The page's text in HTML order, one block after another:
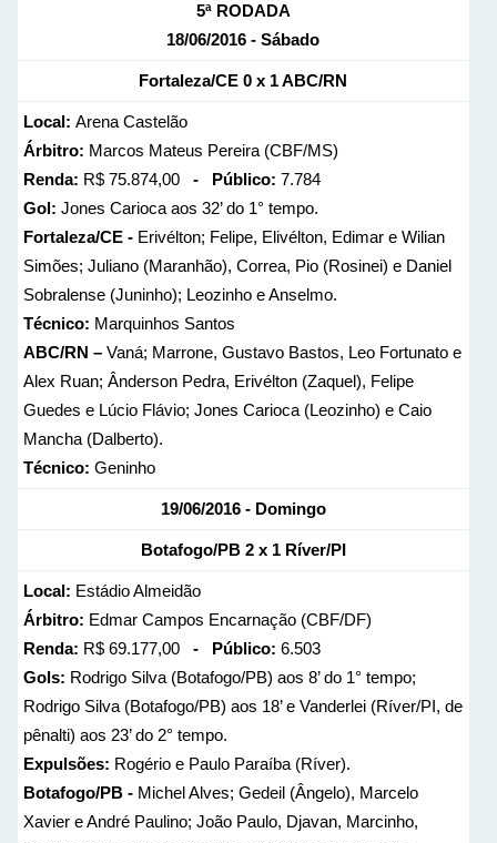
5ª RODADA
18/06/2016 - Sábado
Fortaleza/CE 0 x 1 ABC/RN
Local: Arena Castelão
Árbitro: Marcos Mateus Pereira (CBF/MS)
Renda: R$ 75.874,00 - Público: 7.784
Gol: Jones Carioca aos 32’ do 1° tempo.
Fortaleza/CE - Erivélton; Felipe, Elivélton, Edimar e Wilian
Simões; Juliano (Maranhão), Correa, Pio (Rosinei) e Daniel
Sobralense (Juninho); Leozinho e Anselmo.
Técnico: Marquinhos Santos
ABC/RN –Vaná; Marrone, Gustavo Bastos, Leo Fortunato e
Alex Ruan; Ânderson Pedra, Erivélton (Zaquel), Felipe
Guedes e Lúcio Flávio; Jones Carioca (Leozinho) e Caio
Mancha (Dalberto).
Técnico: Geninho
19/06/2016 - Domingo
Botafogo/PB 2 x 1 Ríver/PI
Local: Estádio Almeidão
Árbitro: Edmar Campos Encarnação (CBF/DF)
Renda: R$ 69.177,00 - Público: 6.503
Gols: Rodrigo Silva (Botafogo/PB) aos 8’ do 1° tempo;
Rodrigo Silva (Botafogo/PB) aos 18’ e Vanderlei (Ríver/PI, de
pênalti) aos 23’ do 2° tempo.
Expulsões: Rogério e Paulo Paraíba (Ríver).
Botafogo/PB - Michel Alves; Gedeil (Ângelo), Marcelo
Xavier e André Paulino; João Paulo, Djavan, Marcinho,